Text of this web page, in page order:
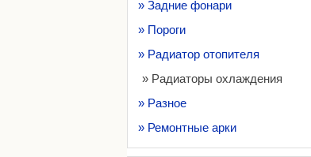
» Задние фонари
» Пороги
» Радиатор отопителя
» Радиаторы охлаждения
» Разное
» Ремонтные арки